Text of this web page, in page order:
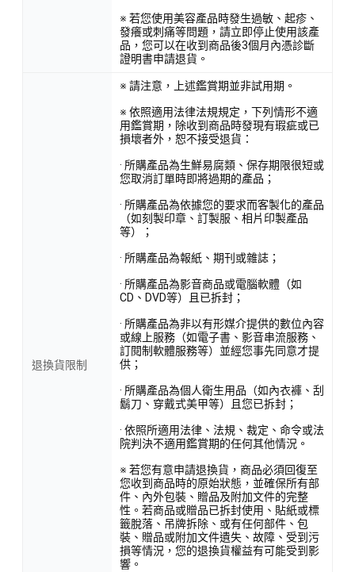
※ 若您使用美容產品時發生過敏、起疹、
發癢或刺痛等問題，請立即停止使用該產
品，您可以在收到商品後3個月內憑診斷
證明書申請退貨。
退換貨限制
※ 請注意，上述鑑賞期並非試用期。
※ 依照適用法律法規規定，下列情形不適
用鑑賞期，除收到商品時發現有瑕疵或已
損壞者外，恕不接受退貨：
· 所購產品為生鮮易腐類、保存期限很短或
您取消訂單時即將過期的產品；
· 所購產品為依據您的要求而客製化的產品
（如刻製印章、訂製服、相片印製產品
等）；
· 所購產品為報紙、期刊或雜誌；
· 所購產品為影音商品或電腦軟體（如
CD、DVD等）且已拆封；
· 所購產品為非以有形媒介提供的數位內容
或線上服務（如電子書、影音串流服務、
訂閱制軟體服務等）並經您事先同意才提
供；
· 所購產品為個人衛生用品（如內衣褲、刮
鬍刀、穿戴式美甲等）且您已拆封；
· 依照所適用法律、法規、裁定、命令或法
院判決不適用鑑賞期的任何其他情況。
※ 若您有意申請退換貨，商品必須回復至
您收到商品時的原始狀態，並確保所有部
件、內外包裝、贈品及附加文件的完整
性。若商品或贈品已拆封使用、貼紙或標
籤脫落、吊牌拆除、或有任何部件、包
裝、贈品或附加文件遺失、故障、受到污
損等情況，您的退換貨權益有可能受到影
響。